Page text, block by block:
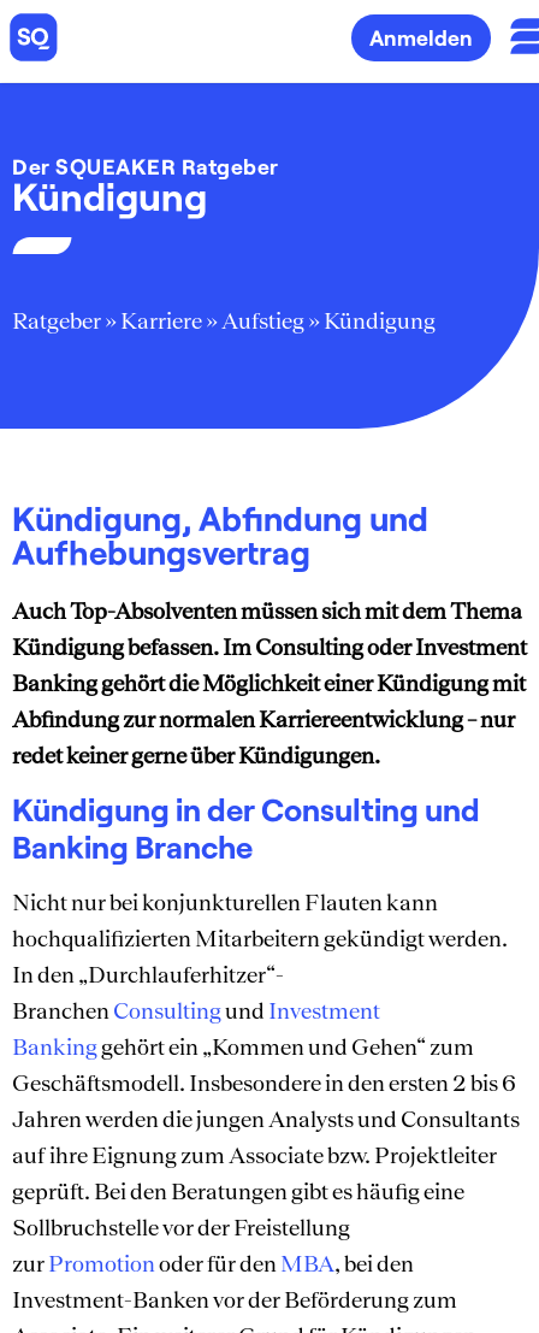
Anmelden
Der SQUEAKER Ratgeber
Kündigung
Ratgeber»Karriere» Aufstieg»Kündigung
Kündigung, Abfindung und
Aufhebungsvertrag
Auch Top-Absolventen müssen sich mit dem Thema
Kündigung befassen. Im Consulting oder Investment
Banking gehört die Möglichkeit einer Kündigung mit
Abfindung zur normalen Karriereentwicklung – nur
redet keiner gerne über Kündigungen.
Kündigung in der Consulting und
Banking Branche
Nicht nur bei konjunkturellen Flauten kann
hochqualifizierten Mitarbeitern gekündigt werden.
In den „Durchlauferhitzer“-
Branchen Consultingund Investment
Bankinggehört ein „Kommen und Gehen“ zum
Geschäftsmodell. Insbesondere in den ersten 2 bis 6
Jahren werden die jungen Analysts und Consultants
auf ihre Eignung zum Associate bzw. Projektleiter
geprüft. Bei den Beratungen gibt es häufig eine
Sollbruchstelle vor der Freistellung
zurPromotionoder für den MBA, bei den
Investment-Banken vor der Beförderung zum